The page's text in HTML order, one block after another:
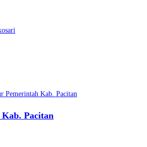
Pacitan